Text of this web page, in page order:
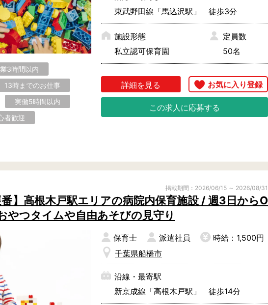
3時間以内
13時までのお仕事
実働5時間以内
者歓迎
東武野田線「馬込沢駅」 徒歩3分
施設形態
私立認可保育園
定員数
50名
詳細を見る
この求人に応募する
掲載期間：2026/06/15 ～ 2026/08/31
番】高根木戸駅エリアの病院内保育施設 / 週3日からO
やつタイムや自由あそびの見守り
保育士 派遣社員
時給：1,500円
千葉県船橋市
沿線・最寄駅
新京成線「高根木戸駅」 徒歩14分
花見川区 稲毛区 若葉区
いすみ市 市原市